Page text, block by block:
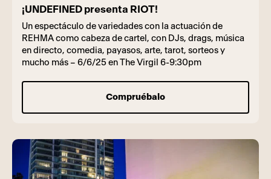
¡UNDEFINED presenta RIOT!
Un espectáculo de variedades con la actuación de
REHMA como cabeza de cartel, con DJs, drags, música
en directo, comedia, payasos, arte, tarot, sorteos y
mucho más – 6/6/25 en The Virgil 6-9:30pm
Compruébalo